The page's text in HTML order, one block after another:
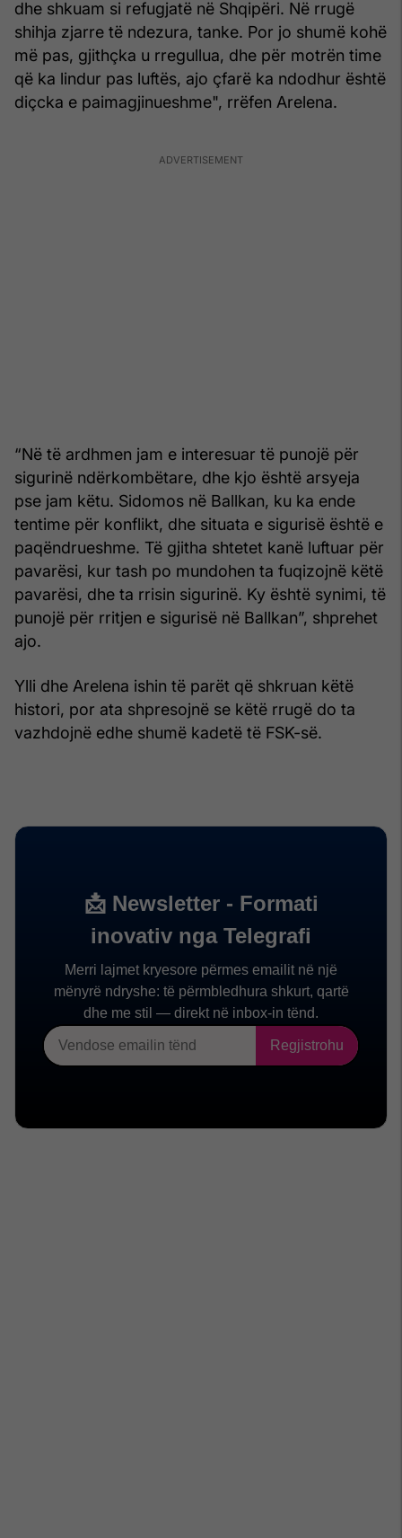
dhe shkuam si refugjatë në Shqipëri. Në rrugë
shihja zjarre të ndezura, tanke. Por jo shumë kohë
më pas, gjithçka u rregullua, dhe për motrën time
që ka lindur pas luftës, ajo çfarë ka ndodhur është
diçcka e paimagjinueshme", rrëfen Arelena.
“Në të ardhmen jam e interesuar të punojë për
sigurinë ndërkombëtare, dhe kjo është arsyeja
pse jam këtu. Sidomos në Ballkan, ku ka ende
tentime për konflikt, dhe situata e sigurisë është e
paqëndrueshme. Të gjitha shtetet kanë luftuar për
pavarësi, kur tash po mundohen ta fuqizojnë këtë
pavarësi, dhe ta rrisin sigurinë. Ky është synimi, të
punojë për rritjen e sigurisë në Ballkan”, shprehet
ajo.
Ylli dhe Arelena ishin të parët që shkruan këtë
histori, por ata shpresojnë se këtë rrugë do ta
vazhdojnë edhe shumë kadetë të FSK-së.